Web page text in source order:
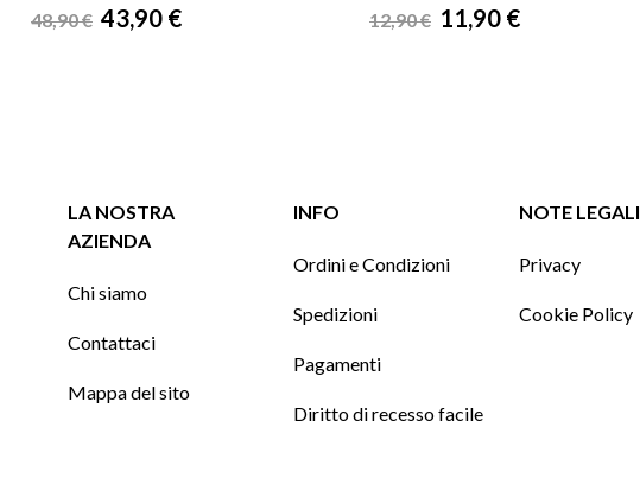
Prezzo
48,90 € Prezzo
43,90 €
Prezzo
12,90 € Prezzo
11,90 €
LA NOSTRA
AZIENDA
Chi siamo
Contattaci
Mappa del sito
INFO
Ordini e Condizioni
Spedizioni
Pagamenti
Diritto di recesso facile
NOTE LEGALI
Privacy
Cookie Policy